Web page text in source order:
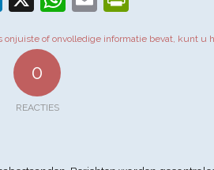
of onvolledige informatie bevat, kunt u
0
REACTIES